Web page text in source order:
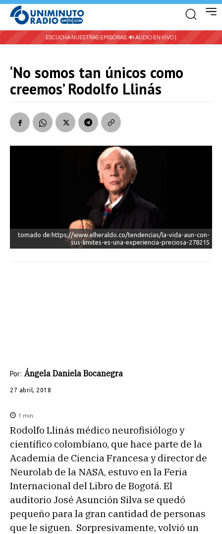
ESCUCHA NUESTRAS EMISORAS: 🔊 AUDIO EN VIVO |
‘No somos tan únicos como
creemos’ Rodolfo Llinás
tomado de:https://www.elheraldo.co/tendencias/la-vida-aun-con-
sus-limites-es-una-experiencia-preciosa-278215
Por: Ángela Daniela Bocanegra
27 abril, 2018
1 min.
Rodolfo Llinás médico neurofisiólogo y
científico colombiano, que hace parte de la
Academia de Ciencia Francesa y director de
Neurolab de la NASA, estuvo en la Feria
Internacional del Libro de Bogotá. El
auditorio José Asunción Silva se quedó
pequeño para la gran cantidad de personas
que le siguen. Sorpresivamente, volvió un